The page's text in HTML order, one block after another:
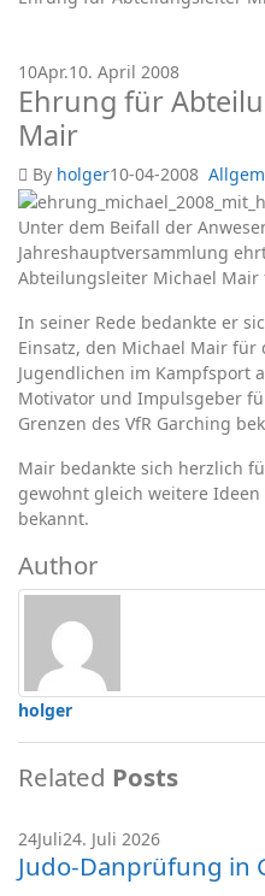
10Apr.10. April 2008
Ehrung für
Mair
By holger10-04-2008
Unter dem Beifall der
Jahreshauptversammlung
Abteilungsleiter Michael Mair
In seiner Rede bedankte er
Einsatz, den Michael Mair
Jugendlichen im Kampfsport
Motivator und Impulsgeber
Grenzen des VfR Garching
Mair bedankte sich herzlich
gewohnt gleich weitere
bekannt.
Author
holger
Related Posts
24Juli24. Juli 2026
Judo-Danprüfung in